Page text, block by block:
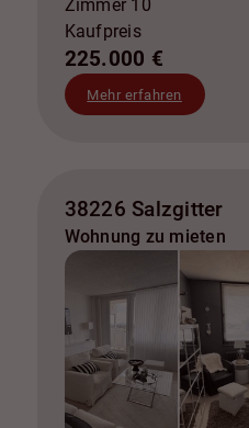
Zimmer 10
Kaufpreis
225.000 €
Mehr erfahren
38226 Salzgitter
Wohnung zu mieten